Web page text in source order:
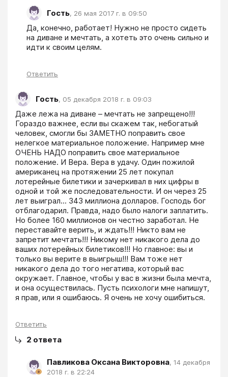
Гость, 26 мая 2017 г. в 09:50
Да, конечно, работает! Нужно не просто сидеть
на диване и мечтать, а хотеть это очень сильно и
идти к своим целям.
Ответить
Гость, 05 декабря 2018 г. в 09:03
Даже лежа на диване – мечтать не запрещено!!!
Гораздо важнее, если вы скажем так, небогатый
человек, смогли бы ЗАМЕТНО поправить свое
нелегкое материальное положение. Например мне
ОЧЕНЬ НАДО поправить свое материальное
положение. И Вера. Вера в удачу. Один пожилой
американец на протяжении 25 лет покупал
лотерейные билетики и зачеркивал в них цифры в
одной и той же последовательности. И он через 25
лет выиграл... 343 миллиона долларов. Господь бог
отблагодарил. Правда, надо было налоги заплатить.
Но более 160 миллионов он честно заработал. Не
переставайте верить, и ждать!!! Никто вам не
запретит мечтать!!! Никому нет никакого дела до
ваших лотерейных билетиков!!! Но главное: вы и
только вы верите в выигрыш!!! Вам тоже нет
никакого дела до того негатива, который вас
окружает. Главное, чтобы у вас в жизни была мечта,
и она осуществилась. Пусть психологи мне напишут,
я прав, или я ошибаюсь. Я очень не хочу ошибиться.
Ответить
2 ответа
Павликова Оксана Викторовна, 14 декабря
2018 г. в 22:24